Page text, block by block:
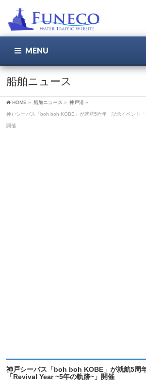
MENU
船舶ニュース
HOME » 船舶ニュース » 神戸港 »
神戸シーバス「boh boh KOBE」が就航5周年 記念イベント「
開催
神戸シーバス「boh boh KOBE」が就航5周
「Revival Year ~5年の軌跡~」開催
ユーザー名 / メール